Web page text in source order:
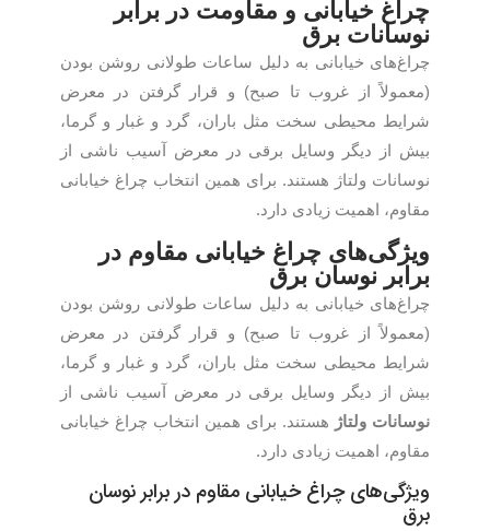
چراغ خیابانی و مقاومت در برابر
نوسانات برق
چراغ‌های خیابانی به دلیل ساعات طولانی روشن بودن
(معمولاً از غروب تا صبح) و قرار گرفتن در معرض
شرایط محیطی سخت مثل باران، گرد و غبار و گرما،
بیش از دیگر وسایل برقی در معرض آسیب ناشی از
نوسانات ولتاژ هستند. برای همین انتخاب چراغ خیابانی
مقاوم، اهمیت زیادی دارد.
ویژگی‌های چراغ خیابانی مقاوم در
برابر نوسان برق
چراغ‌های خیابانی به دلیل ساعات طولانی روشن بودن
(معمولاً از غروب تا صبح) و قرار گرفتن در معرض
شرایط محیطی سخت مثل باران، گرد و غبار و گرما،
بیش از دیگر وسایل برقی در معرض آسیب ناشی از
نوسانات ولتاژ هستند. برای همین انتخاب چراغ خیابانی
مقاوم، اهمیت زیادی دارد.
ویژگی‌های چراغ خیابانی مقاوم در برابر نوسان
برق